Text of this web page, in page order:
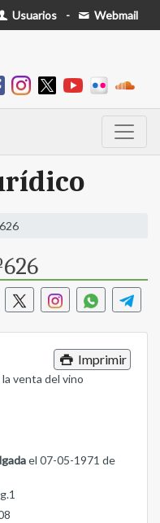
Usuarios - Webmail
Imprimir
venta del vino
el 07-05-1971 de